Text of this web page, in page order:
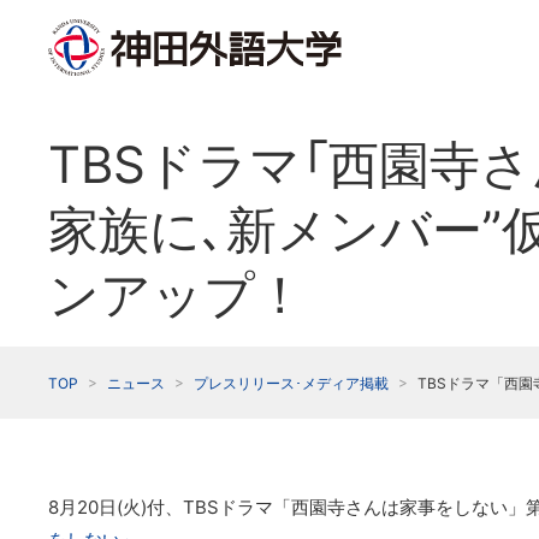
TBSドラマ「西園寺
家族に､新メンバー”
ンアップ！
TOP ニュース プレスリリース･メディア掲載 TBSドラマ「西園
8月20日(火)付、TBSドラマ「西園寺さんは家事をしない